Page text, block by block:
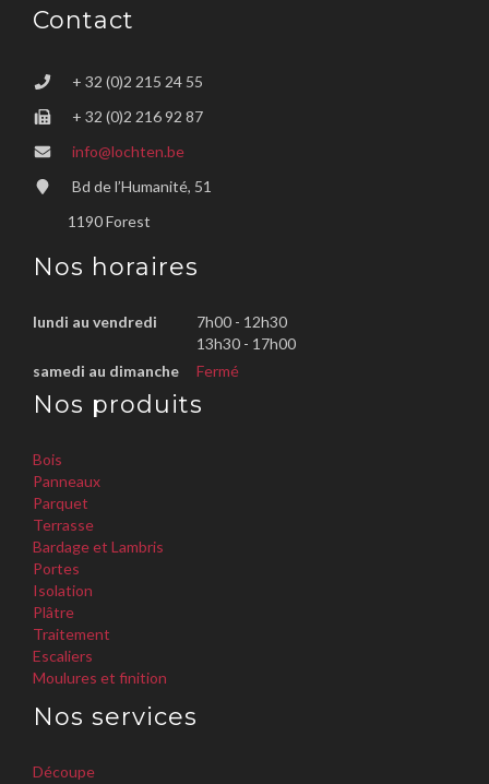
Contact
+ 32 (0)2 215 24 55
+ 32 (0)2 216 92 87
info@lochten.be
Bd de l’Humanité, 51
1190 Forest
Nos horaires
lundi au vendredi
7h00 - 12h30
13h30 - 17h00
samedi au dimanche
Fermé
Nos produits
Bois
Panneaux
Parquet
Terrasse
Bardage et Lambris
Portes
Isolation
Plâtre
Traitement
Escaliers
Moulures et finition
Nos services
Découpe